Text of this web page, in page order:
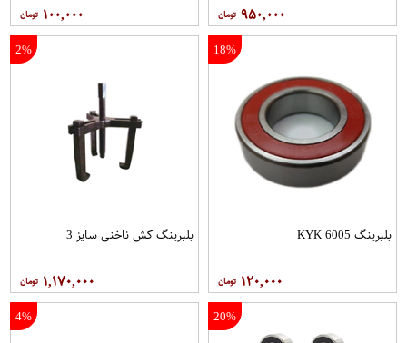
۹۵۰,۰۰۰ ۱۰۰,۰۰۰
18%
بلبرینگ 6005 KYK
۱۲۰,۰۰۰
2%
بلبرینگ کش ناخنی سایز 3
۱,۱۷۰,۰۰۰
20%
4%